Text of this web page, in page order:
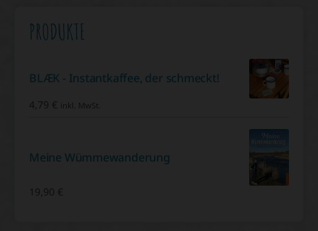
PRODUKTE
BLÆK - Instantkaffee, der schmeckt!
4,79 € inkl. MwSt.
Meine Wümmewanderung
19,90 €